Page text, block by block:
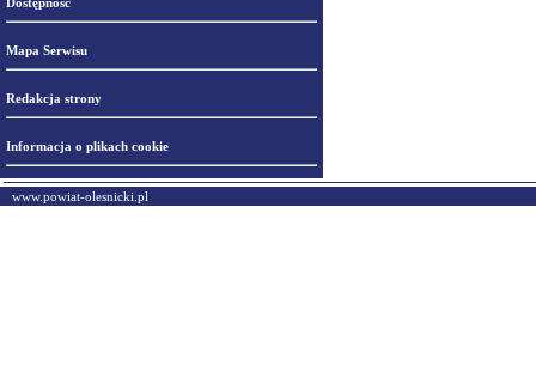
Mapa Serwisu
Redakcja strony
Informacja o plikach cookie
www.powiat-olesnicki.pl